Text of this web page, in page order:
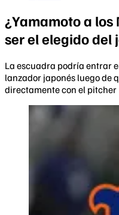
¿Yamamoto a
ser el elegido del
La escuadra podría entrar
lanzador japonés luego de
directamente con el pitcher